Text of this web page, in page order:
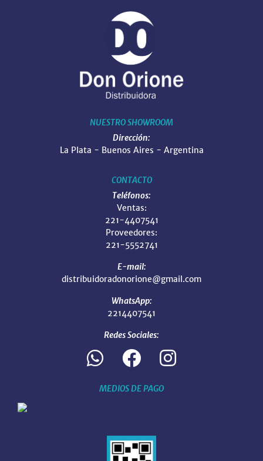
NUESTRO SHOWROOM
Dirección:
La Plata - Buenos Aires - Argentina
CONTACTO
Teléfonos:
Ventas:
221-4407541
Proveedores:
221-5552741
E-mail:
distribuidoradonorione@gmail.com
WhatsApp:
2214407541
Redes Sociales:
MEDIOS DE PAGO